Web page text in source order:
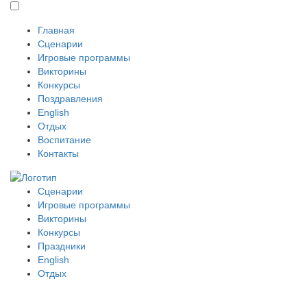
Главная
Сценарии
Игровые программы
Викторины
Конкурсы
Поздравления
English
Отдых
Воспитание
Контакты
Сценарии
Игровые программы
Викторины
Конкурсы
Праздники
English
Отдых